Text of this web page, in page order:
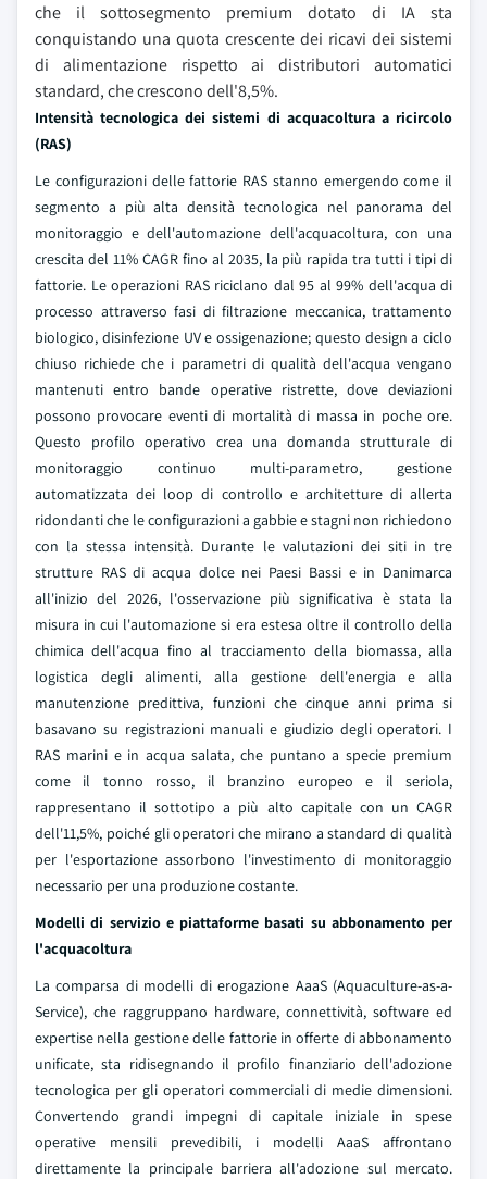
che il sottosegmento premium dotato di IA sta
conquistando una quota crescente dei ricavi dei sistemi
di alimentazione rispetto ai distributori automatici
standard, che crescono dell'8,5%.
Intensità tecnologica dei sistemi di acquacoltura a ricircolo
(RAS)
Le configurazioni delle fattorie RAS stanno emergendo come il
segmento a più alta densità tecnologica nel panorama del
monitoraggio e dell'automazione dell'acquacoltura, con una
crescita del 11% CAGR fino al 2035, la più rapida tra tutti i tipi di
fattorie. Le operazioni RAS riciclano dal 95 al 99% dell'acqua di
processo attraverso fasi di filtrazione meccanica, trattamento
biologico, disinfezione UV e ossigenazione; questo design a ciclo
chiuso richiede che i parametri di qualità dell'acqua vengano
mantenuti entro bande operative ristrette, dove deviazioni
possono provocare eventi di mortalità di massa in poche ore.
Questo profilo operativo crea una domanda strutturale di
monitoraggio continuo multi-parametro, gestione
automatizzata dei loop di controllo e architetture di allerta
ridondanti che le configurazioni a gabbie e stagni non richiedono
con la stessa intensità. Durante le valutazioni dei siti in tre
strutture RAS di acqua dolce nei Paesi Bassi e in Danimarca
all'inizio del 2026, l'osservazione più significativa è stata la
misura in cui l'automazione si era estesa oltre il controllo della
chimica dell'acqua fino al tracciamento della biomassa, alla
logistica degli alimenti, alla gestione dell'energia e alla
manutenzione predittiva, funzioni che cinque anni prima si
basavano su registrazioni manuali e giudizio degli operatori. I
RAS marini e in acqua salata, che puntano a specie premium
come il tonno rosso, il branzino europeo e il seriola,
rappresentano il sottotipo a più alto capitale con un CAGR
dell'11,5%, poiché gli operatori che mirano a standard di qualità
per l'esportazione assorbono l'investimento di monitoraggio
necessario per una produzione costante.
Modelli di servizio e piattaforme basati su abbonamento per
l'acquacoltura
La comparsa di modelli di erogazione AaaS (Aquaculture-as-a-
Service), che raggruppano hardware, connettività, software ed
expertise nella gestione delle fattorie in offerte di abbonamento
unificate, sta ridisegnando il profilo finanziario dell'adozione
tecnologica per gli operatori commerciali di medie dimensioni.
Convertendo grandi impegni di capitale iniziale in spese
operative mensili prevedibili, i modelli AaaS affrontano
direttamente la principale barriera all'adozione sul mercato.